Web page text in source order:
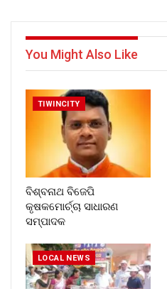
You Might Also Like
TIWINCITY
ବିଶ୍ବନାଥ ବିଜେପି
କୃଷକମୋର୍ଚ୍ଚା ସାଧାରଣ
ସମ୍ପାଦକ
LOCAL NEWS